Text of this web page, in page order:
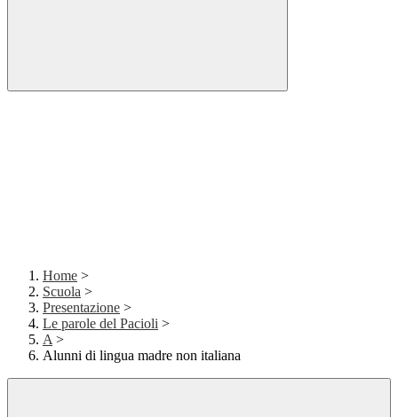
Home >
Scuola >
Presentazione >
Le parole del Pacioli >
A >
Alunni di lingua madre non italiana